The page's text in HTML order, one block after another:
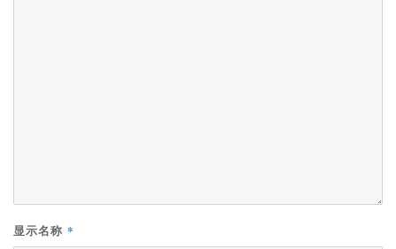
显示名称 *